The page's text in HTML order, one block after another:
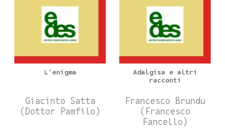
L'enigma
Giacinto Satta
(Dottor Pamfilo)
Adalgisa e altri
racconti
Francesco Brundu
(Francesco
Fancello)